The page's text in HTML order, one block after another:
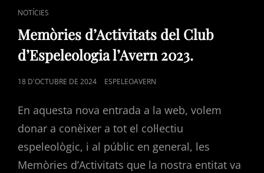
CAT
LINKS
NOTÍCIES
Memòries d’Activitats del Club
d’Espeleologia l’Avern 2023.
POSTED
18 D'OCTUBRE DE 2024 ESPELEOAVERN
En aquesta nova entrada a la web, volem
donar a conèixer a tot el col·lectiu
espeleològic, i al públic en general, les
Memòries d’Activitats que la nostra entitat va